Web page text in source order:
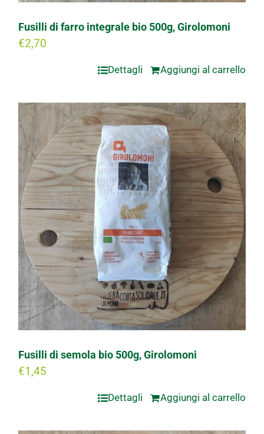
Fusilli di farro integrale bio 500g, Girolomoni
€2,70
Aggiungi al carrello
Dettagli
Fusilli di semola bio 500g, Girolomoni
€1,45
Aggiungi al carrello
Dettagli